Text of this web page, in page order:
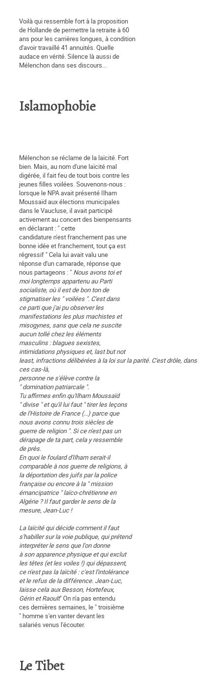
Voilà qui ressemble fort à la proposition
de Hollande de permettre la retraite à 60
ans pour les carrières longues, à condition
d'avoir travaillé 41 annuités. Quelle
audace en vérité. Silence là aussi de
Mélenchon dans ses discours...
Islamophobie
Mélenchon se réclame de la laïcité. Fort
bien. Mais, au nom d'une laïcité mal
digérée, il fait feu de tout bois contre les
jeunes filles voilées. Souvenons-nous :
lorsque le NPA avait présenté Ilham
Moussaïd aux élections municipales
dans le Vaucluse, il avait participé
activement au concert des bienpensants
en déclarant : " cette
candidature n'est franchement pas une
bonne idée et franchement, tout ça est
régressif " Cela lui avait valu une
réponse d'un camarade, réponse que
nous partageons : " Nous avons toi et
moi longtemps appartenu au Parti
socialiste, où il est de bon ton de
stigmatiser les " voilées ". C'est dans
ce parti que j'ai pu observer les
manifestations les plus machistes et
misogynes, sans que cela ne suscite
aucun tollé chez les éléments
masculins : blagues sexistes,
intimidations physiques et, last but not
least, infractions délibérées à la loi sur la parité. C'est drôle, dans
ces cas-là,
personne ne s'élève contre la
" domination patriarcale ".
Tu affirmes enfin qu'Ilham Moussaïd
" divise " et qu'il lui faut " tirer les leçons
de l'Histoire de France (...) parce que
nous avons connu trois siècles de
guerre de religion ". Si ce n'est pas un
dérapage de ta part, cela y ressemble
de près.
En quoi le foulard d'Ilham serait-il
comparable à nos guerre de religions, à
la déportation des juifs par la police
française ou encore à la " mission
émancipatrice " laïco-chrétienne en
Algérie ? Il faut garder le sens de la
mesure, Jean-Luc !
La laïcité qui décide comment il faut
s'habiller sur la voie publique, qui prétend
interpréter le sens que l'on donne
à son apparence physique et qui exclut
les têtes (et les voiles !) qui dépassent,
ce n'est pas la laïcité : c'est l'intolérance
et le refus de la différence. Jean-Luc,
laisse cela aux Besson, Hortefeux,
Gérin et Raoult" On n'a pas entendu
ces dernières semaines, le " troisième
" homme s'en vanter devant les
salariés venus l'écouter.
Le Tibet